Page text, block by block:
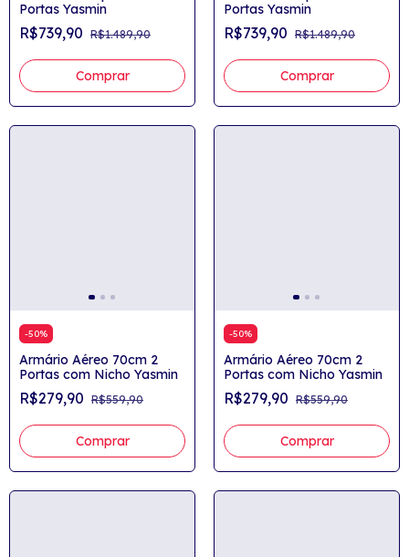
Portas Yasmin
R$739,90 R$1.489,90
Comprar
Portas Yasmin
R$739,90 R$1.489,90
Comprar
-50%
Armário Aéreo 70cm 2
Portas com Nicho Yasmin
R$279,90 R$559,90
Comprar
-50%
Armário Aéreo 70cm 2
Portas com Nicho Yasmin
R$279,90 R$559,90
Comprar